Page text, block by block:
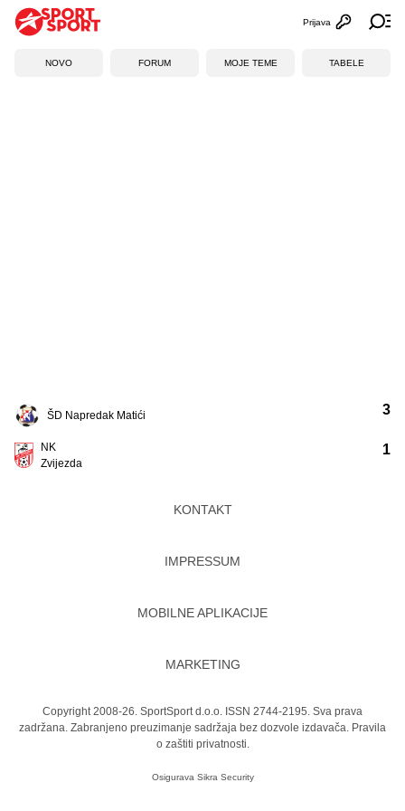
Otvori
Prijava
NOVO FORUM MOJE TEME TABELE
ŠD Napredak Matići
NK
Zvijezda
3
1
KONTAKT
IMPRESSUM
MOBILNE APLIKACIJE
MARKETING
Copyright 2008-26. SportSport d.o.o. ISSN 2744-2195. Sva prava
zadržana. Zabranjeno preuzimanje sadržaja bez dozvole izdavača. Pravila
o zaštiti privatnosti.
Osigurava Sikra Security